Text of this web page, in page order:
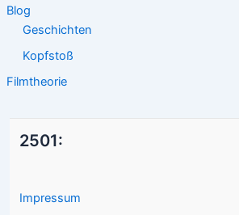
Blog
Geschichten
Kopfstoß
Filmtheorie
2501:
Impressum